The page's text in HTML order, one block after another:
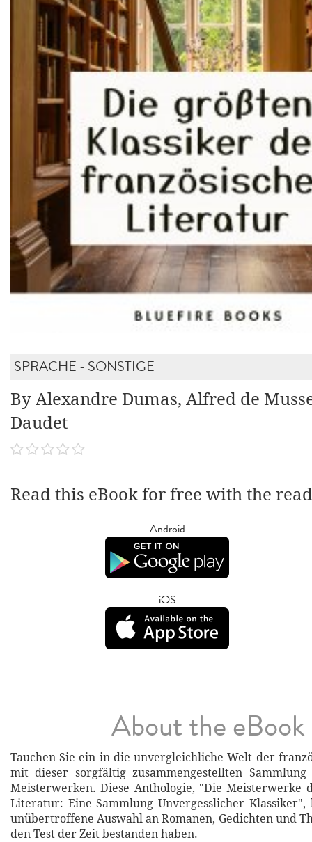
SPRACHE - SONSTIGE
By Alexandre Dumas, Alfred de
Daudet
Read this eBook for free with the
Android
iOS
About the eBook
Tauchen Sie ein in die unvergleichliche Welt der
mit dieser sorgfältig zusammengestellten
Meisterwerken. Diese Anthologie, "Die Meisterwerke
Literatur: Eine Sammlung Unvergesslicher
unübertroffene Auswahl an Romanen, Gedichten und
den Test der Zeit bestanden haben.